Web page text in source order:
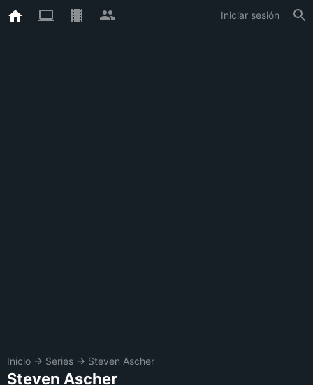
Iniciar sesión
Inicio → Series → Steven Ascher
Steven Ascher